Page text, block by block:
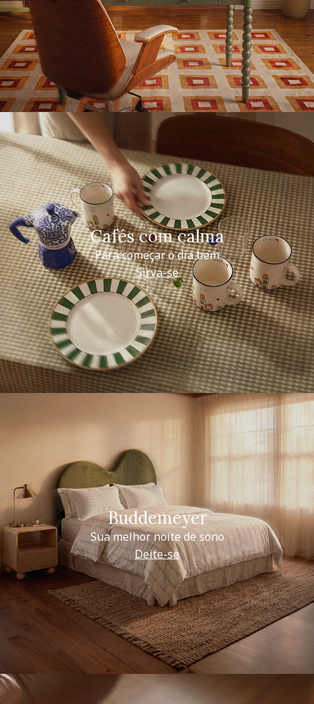
Cafés com calma
Para começar o dia bem
Sirva-se
Buddemeyer
Sua melhor noite de sono
Deite-se